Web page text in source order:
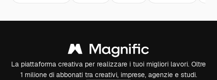
La piattaforma creativa per realizzare i tuoi migliori lavori. Oltre
1 milione di abbonati tra creativi, imprese, agenzie e studi.